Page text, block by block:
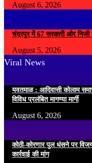
August 6, 2026
चंद्रपुर में 67 सरकारी और निजी
August 5, 2026
Viral News
यवतमाळ : आदिवासी कोलाम
विविध प्रलंबित मागण्या मार्गी
August 6, 2026
कोठी-कोरणार पुल धंसने पर
कार्रवाई की मांग